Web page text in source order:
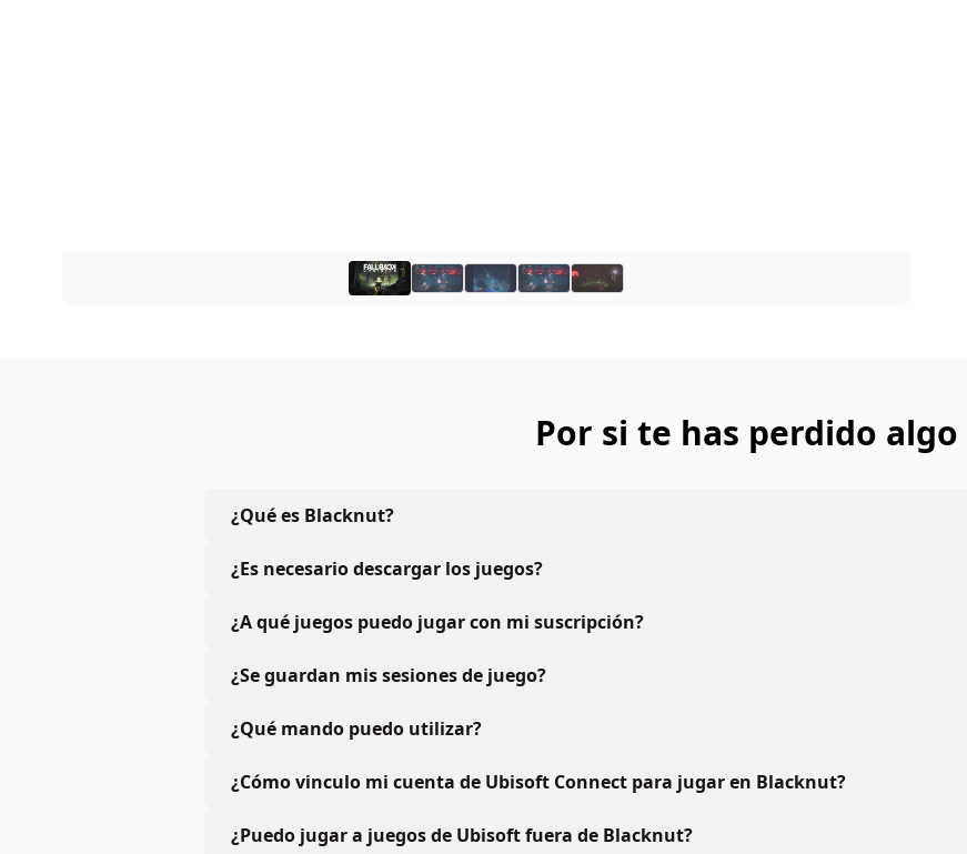
Por si te has perdido algo
¿Qué es Blacknut?
¿Es necesario descargar los juegos?
¿A qué juegos puedo jugar con mi suscripción?
¿Se guardan mis sesiones de juego?
¿Qué mando puedo utilizar?
¿Cómo vinculo mi cuenta de Ubisoft Connect para jugar en Blacknut?
¿Puedo jugar a juegos de Ubisoft fuera de Blacknut?